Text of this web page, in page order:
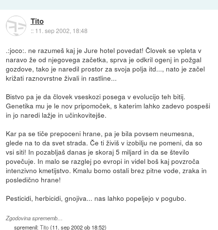
Tito
:: 11. sep 2002, 18:48
.:joco:. ne razumeš kaj je Jure hotel povedat! Človek se vpleta v
naravo že od njegovega začetka, sprva je odkril ogenj in požgal
gozdove, tako je naredil prostor za svoja polja itd..., nato je začel
križati raznovrstne živali in rastline...
Bistvo pa je da človek vseskozi posega v evolucijo teh bitij.
Genetika mu je le nov pripomoček, s katerim lahko zadevo pospeši
in jo naredi lažje in učinkovitejše.
Kar pa se tiče prepoceni hrane, pa je bila povsem neumesna,
glede na to da svet strada. Če ti živiš v izobilju ne pomeni, da so
vsi siti! In pozabljaš danas je skoraj 5 miljard in da se število
povečuje. In malo se razglej po evropi in videl boš kaj povzroča
intenzivno kmetijstvo. Kmalu bomo ostali brez pitne vode, zraka in
posledično hrane!
Pesticidi, herbicidi, gnojiva... nas lahko popeljejo v pogubo.
Zgodovina sprememb…
spremenil:Tito(11. sep 2002 ob 18:52)